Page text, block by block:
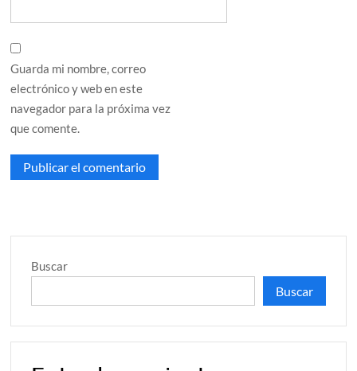
Guarda mi nombre, correo
electrónico y web en este
navegador para la próxima vez
que comente.
Buscar
Buscar